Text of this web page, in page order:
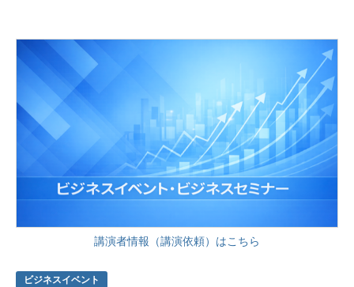
講演者情報（講演依頼）はこちら
ビジネスイベント